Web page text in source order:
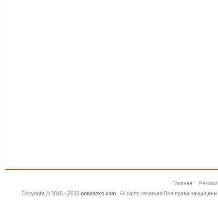
Главная
Copyright © 2015 - 2026 odnoboko.com. All rights reserved.Все права защищены.